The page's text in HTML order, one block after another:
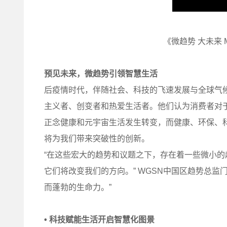
《微趋势 大未来
预见未来，微趋势引领智慧生活
后疫情时代，伴随社会、科技的⻜速发展与全球
主义者、创变者和热爱生活者。他们认为消费者
正念健康和元宇宙生活发生转变，而健康、环保
将为我们带来突破性的创新。
“在这些宏大的趋势和议题之下，存在着一些微小
它们将改变我们的方向。” WGSN中国区趋势总监
而蓬勃的生命力。”
• 科技赋能生活开启智慧化图景